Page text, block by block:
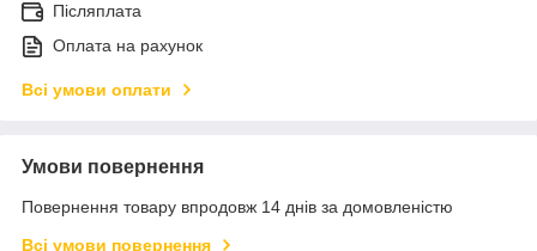
Післяплата
Оплата на рахунок
Всі умови оплати
Умови повернення
Повернення товару впродовж 14 днів за домовленістю
Всі умови повернення